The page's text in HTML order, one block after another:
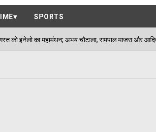
SPORTS
अभय चौटाला, रामपाल माजरा और आदित्य देवीलाल भरेंगे हुंकार